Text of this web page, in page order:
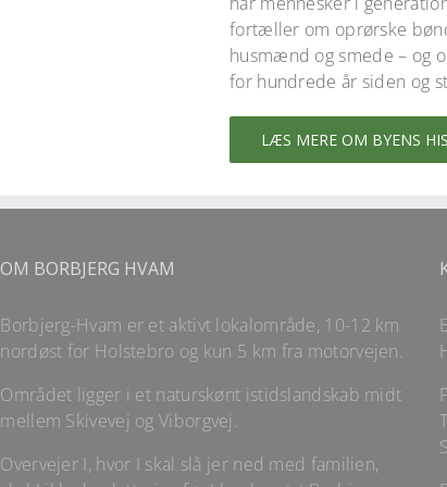
fortæller om oprørske
husmænd og smede – og
for hundrede år siden og
LÆS MERE OM BYENS
OM BORBJERG HVAM
Borbjerg-Hvam er et aktivt lokalområde, 10-12 km
nordøst for Holstebro og kun 5 km fra motorvejen.
Området ligger i et naturskønt istidslandskab midt
mellem Skivevej og Viborgvej.
Overvejer I, hvor I skal slå jer ned med familien,